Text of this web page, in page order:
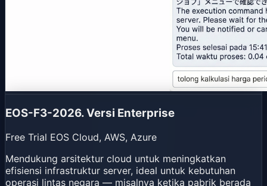
EOS-F3-2026. Versi Enterprise
Free Trial EOS Cloud, AWS, Azure
Mendukung arsitektur cloud untuk meningkatkan
efisiensi infrastruktur server, ideal untuk kebutuhan
operasi lintas negara — misalnya ketika pabrik berada